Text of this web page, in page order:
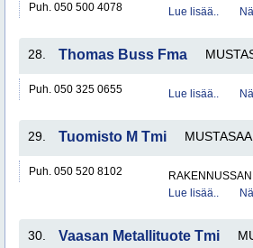
Puh. 050 500 4078 Lue lisää..
28. Thomas Buss Fma
Puh. 050 325 0655 Lue lisää..
29. Tuomisto M Tmi
Puh. 050 520 8102
Lue lisää..
30. Vaasan Metallituote Tmi